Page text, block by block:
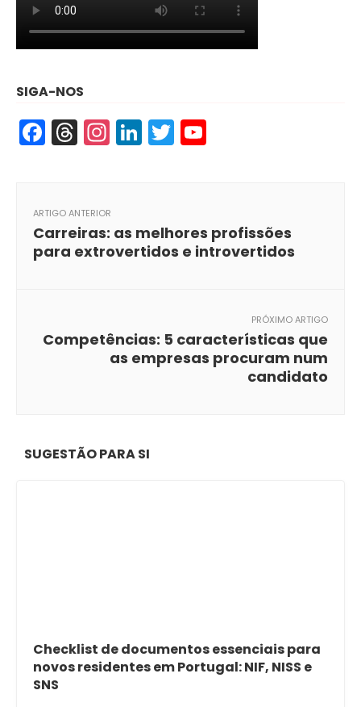
SIGA-NOS
Facebook
Threads
Instagram
LinkedIn
Twitter
ARTIGO ANTERIOR
Carreiras: as melhores profissões
para extrovertidos e introvertidos
PRÓXIMO ARTIGO
Competências: 5 características que
as empresas procuram num
candidato
SUGESTÃO PARA SI
Checklist de documentos essenciais para
novos residentes em Portugal: NIF, NISS e
SNS